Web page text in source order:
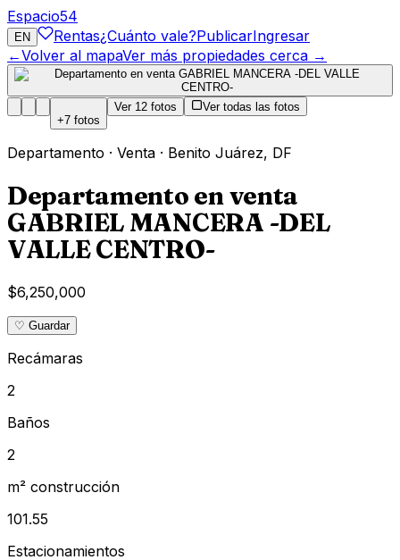
Espacio54
EN Rentas¿Cuánto vale?PublicarIngresar
←Volver al mapaVer más propiedades cerca →
+7 fotos
Ver 12 fotos Ver todas las fotos
Departamento · Venta · Benito Juárez, DF
Departamento en venta
GABRIEL MANCERA -DEL
VALLE CENTRO-
$6,250,000
♡ Guardar
Recámaras
2
Baños
2
m² construcción
101.55
Estacionamientos